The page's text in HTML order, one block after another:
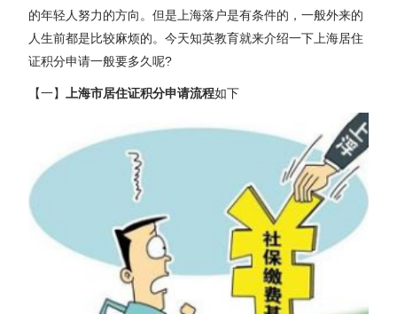
的年轻人努力的方向。但是上海落户是有条件的，一般外来的
人生前都是比较麻烦的。今天知英教育就来介绍一下上海居住
证积分申请一般要多久呢?
【一】 上海市居住证积分申请流程如下